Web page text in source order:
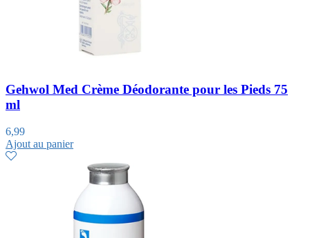
Gehwol Med Crème Déodorante pour les Pieds 75
ml
6,99
Ajout au panier